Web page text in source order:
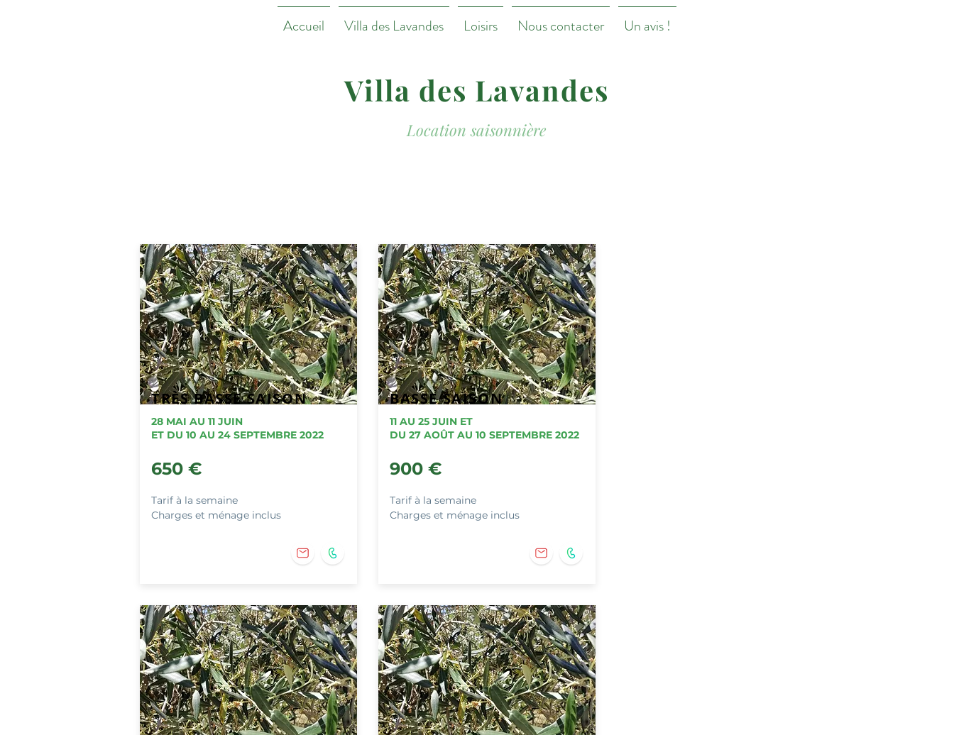
Accueil Villa des Lavandes Loisirs Nous contacter Un avis !
Villa des Lavandes
Location saisonnière
TRÈS BASSE SAISON
28 MAI AU 11 JUIN
ET DU 10 AU 24 SEPTEMBRE 2022
650 €
Tarif à la semaine
Charges et ménage inclus
BASSE SAISON
11 AU 25 JUIN ET
DU 27 AOÛT AU 10 SEPTEMBRE 2022
900 €
Tarif à la semaine
Charges et ménage inclus